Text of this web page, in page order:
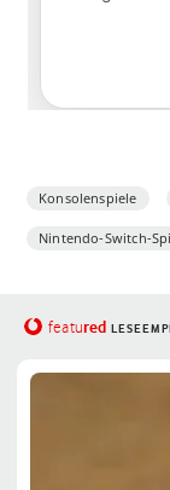
Konsolenspiele
Nintendo-Switch-
featured